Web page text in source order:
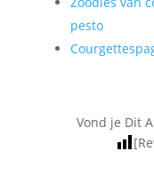
pesto
Vond je Dit